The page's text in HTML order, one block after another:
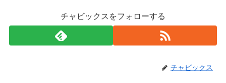
チャビックスをフォローする
チャビックス